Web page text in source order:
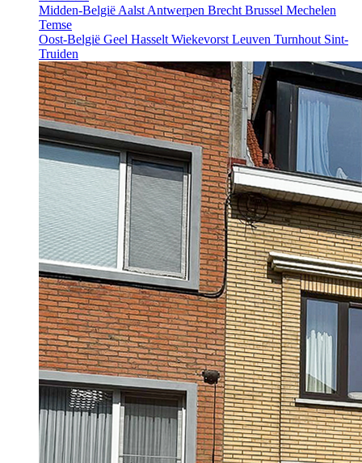
Midden-België Aalst Antwerpen Brecht Brussel Mechelen
Temse
Oost-België Geel Hasselt Wiekevorst Leuven Turnhout Sint-
Truiden